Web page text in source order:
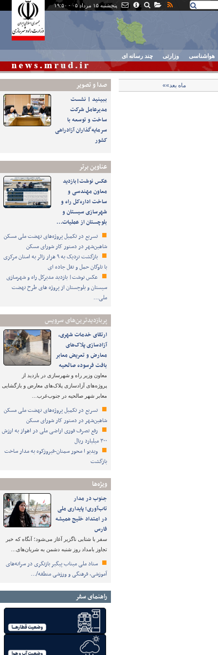
پنجشنبه ۱۵ مرداد ۰۵ - ۱۹:۵۰
هواشناسی وزارتی چند رسانه ای
صدا و تصوير
ببینید | نشست
مدیرعامل شرکت
ساخت و توسعه با
سرمایه‌گذاران آزادراهی
کشور
عناوین برتر
عکس نوشت|بازدید
معاون مهندسی و
ساخت اداره‌کل راه و
شهرسازی سیستان و
بلوچستان از عملیات…
تسریع در تکمیل پروژه‌های نهضت ملی مسکن
شاهین‌شهر در دستور کار شورای مسکن
بازگشت نزدیک به ۹ هزار زائر به استان مرکزی
با ناوگان حمل و نقل جاده ای
عکس نوشت| بازدید مدیرکل راه و شهرسازی
سیستان و بلوچستان از پروژه های طرح نهضت
ملی…
پربازدیدترین‌های سرویس
ارتقای خدمات شهری،
آزادسازی پلاک‌های
معارض و تعریض معابر
بافت فرسوده صالحیه
معاون وزیر راه و شهرسازی در بازدید از
پروژه‌های آزادسازی پلاک‌های معارض و بازگشایی
معابر شهر صالحیه در جنوب‌غرب…
تسریع در تکمیل پروژه‌های نهضت ملی مسکن
شاهین‌شهر در دستور کار شورای مسکن
رفع تصرف فوری اراضی ملی در اهواز به ارزش
۳۰۰ میلیارد ریال
ویدیو ا محور سمنان-فیروزکوه به مدار ساخت
بازگشت
ویژه‌ها
جنوب در مدار
تاب‌آوری؛ پایداری ملی
در امتداد خلیج همیشه
فارس
سفر با شتابی ناگزیر آغاز می‌شود؛ آنگاه که خبر
تجاوز بامداد روز شنبه دشمن به شریان‌های…
ستاد ملی میناب پیگیر بازنگری در سرانه‌های
آموزشی، فرهنگی و ورزشی منطقه/…
راهنمای سفر
ماه بعد»»